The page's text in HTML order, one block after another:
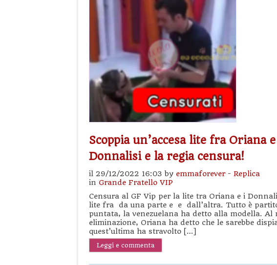
Scoppia un’accesa lite fra Oriana
Donnalisi e la regia censura!
il 29/12/2022 16:03 by emmaforever- Replica
in Grande Fratello VIP
Censura al GF Vip per la lite tra Oriana e i
lite fra da una parte e e dall’altra. Tutto è
puntata, la venezuelana ha detto alla modella.
eliminazione, Oriana ha detto che le sarebbe
quest’ultima ha stravolto […]
Leggi e commenta